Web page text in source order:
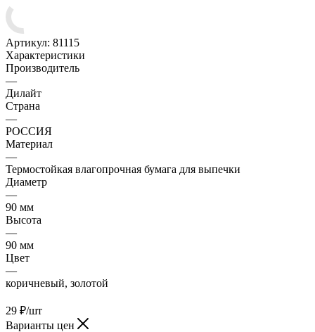
Артикул: 81115
Характеристики
Производитель
—
Дилайт
Страна
—
РОССИЯ
Материал
—
Термостойкая влагопрочная бумага для выпечки
Диаметр
—
90 мм
Высота
—
90 мм
Цвет
—
коричневый, золотой
29 ₽/шт
Варианты цен